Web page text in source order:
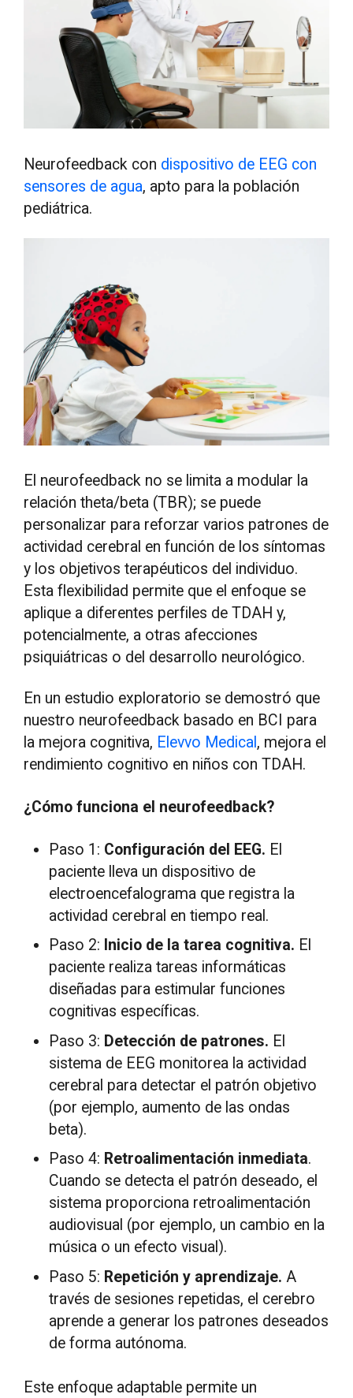
Neurofeedback con dispositivo de EEG con
sensores de agua, apto para la población
pediátrica.
El neurofeedback no se limita a modular la
relación theta/beta (TBR); se puede
personalizar para reforzar varios patrones de
actividad cerebral en función de los síntomas
y los objetivos terapéuticos del individuo.
Esta flexibilidad permite que el enfoque se
aplique a diferentes perfiles de TDAH y,
potencialmente, a otras afecciones
psiquiátricas o del desarrollo neurológico.
En un estudio exploratorio se demostró que
nuestro neurofeedback basado en BCI para
la mejora cognitiva, Elevvo Medical , mejora el
rendimiento cognitivo en niños con TDAH.
¿Cómo funciona el neurofeedback?
Paso 1: Configuración del EEG. El
paciente lleva un dispositivo de
electroencefalograma que registra la
actividad cerebral en tiempo real.
Paso 2: Inicio de la tarea cognitiva. El
paciente realiza tareas informáticas
diseñadas para estimular funciones
cognitivas específicas.
Paso 3: Detección de patrones. El
sistema de EEG monitorea la actividad
cerebral para detectar el patrón objetivo
(por ejemplo, aumento de las ondas
beta).
Paso 4: Retroalimentación inmediata.
Cuando se detecta el patrón deseado, el
sistema proporciona retroalimentación
audiovisual (por ejemplo, un cambio en la
música o un efecto visual).
Paso 5: Repetición y aprendizaje.A
través de sesiones repetidas, el cerebro
aprende a generar los patrones deseados
de forma autónoma.
Este enfoque adaptable permite un